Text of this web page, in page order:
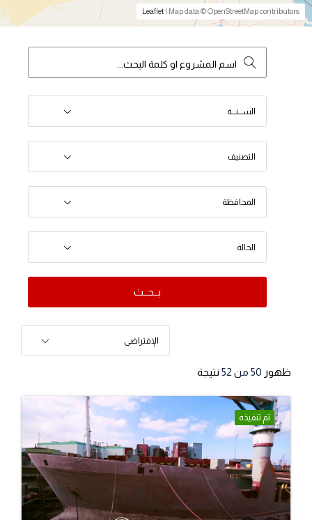
Leaflet | Map data © OpenStreetMap contributors
الســـنـــة
التصنيف
المحافظة
الحالة
بــحــث
الإفتراضى
ظهور 50 من 52 نتيجة
تم تنفيذه